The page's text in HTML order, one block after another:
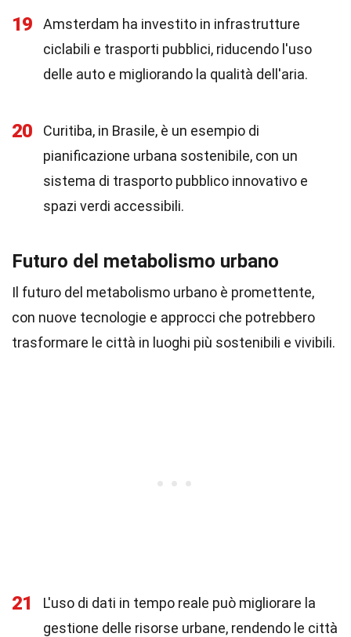
19
Amsterdam ha investito in infrastrutture
ciclabili e trasporti pubblici, riducendo l'uso
delle auto e migliorando la qualità dell'aria.
20
Curitiba, in Brasile, è un esempio di
pianificazione urbana sostenibile, con un
sistema di trasporto pubblico innovativo e
spazi verdi accessibili.
Futuro del metabolismo urbano
Il futuro del metabolismo urbano è promettente,
con nuove tecnologie e approcci che potrebbero
trasformare le città in luoghi più sostenibili e vivibili.
21
L'uso di dati in tempo reale può migliorare la
gestione delle risorse urbane, rendendo le città